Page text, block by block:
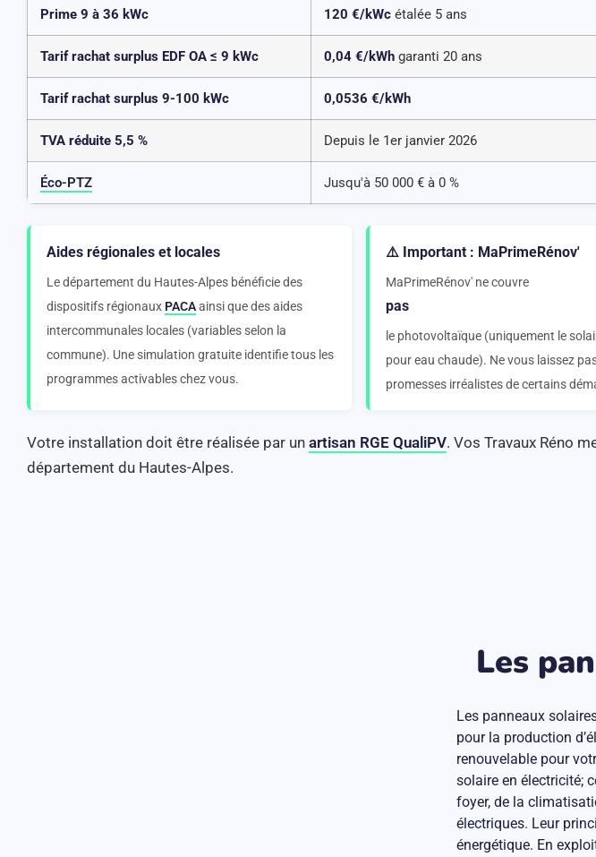
Prime 9 à 36 kWc 120 €/kWc étalée 5 ans
Tarif rachat surplus EDF OA ≤ 9 kWc 0,04 €/kWh garanti 20 ans
Tarif rachat surplus 9-100 kWc 0,0536 €/kWh
TVA réduite 5,5 % Depuis le 1er janvier 2026
Éco-PTZ Jusqu'à 50 000 € à 0 %
Aides régionales et locales
Le département du Hautes-Alpes bénéficie des
dispositifs régionaux PACAainsi que des aides
intercommunales locales (variables selon la
commune). Une simulation gratuite identifie tous les
programmes activables chez vous.
⚠️ Important : MaPrimeRénov'
MaPrimeRénov' ne couvre
pas
le photovoltaïque (uniquement le
pour eau chaude). Ne vous laissez
promesses irréalistes de certains
Votre installation doit être réalisée par un artisan RGE QualiPV. Vos Travaux Réno
département du Hautes-Alpes.
Les
Les panneaux
pour la production
renouvelable pour
solaire en électricité;
foyer, de la
électriques. Leur
énergétique. En